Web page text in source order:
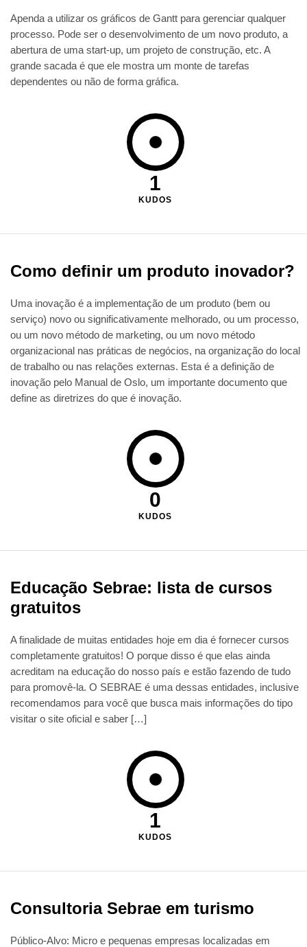
Apenda a utilizar os gráficos de Gantt para gerenciar qualquer
processo. Pode ser o desenvolvimento de um novo produto, a
abertura de uma start-up, um projeto de construção, etc. A
grande sacada é que ele mostra um monte de tarefas
dependentes ou não de forma gráfica.
1
KUDOS
Como definir um produto inovador?
Uma inovação é a implementação de um produto (bem ou
serviço) novo ou significativamente melhorado, ou um processo,
ou um novo método de marketing, ou um novo método
organizacional nas práticas de negócios, na organização do local
de trabalho ou nas relações externas. Esta é a definição de
inovação pelo Manual de Oslo, um importante documento que
define as diretrizes do que é inovação.
0
KUDOS
Educação Sebrae: lista de cursos
gratuitos
A finalidade de muitas entidades hoje em dia é fornecer cursos
completamente gratuitos! O porque disso é que elas ainda
acreditam na educação do nosso país e estão fazendo de tudo
para promovê-la. O SEBRAE é uma dessas entidades, inclusive
recomendamos para você que busca mais informações do tipo
visitar o site oficial e saber […]
1
KUDOS
Consultoria Sebrae em turismo
Público-Alvo: Micro e pequenas empresas localizadas em